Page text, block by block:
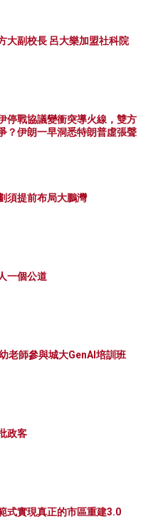
大副校長 呂大樂加盟社科院
停戰協議變衝突導火線，雙方
？伊朗一早洞悉特朗普虛張聲
須提前布局大鵬灣
一個公道
老師參與城大GenAI培訓班
政客
式實現真正的市區重建3.0